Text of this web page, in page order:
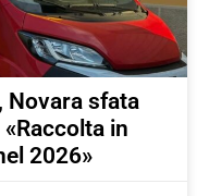
Novara sfata
«Raccolta in
2026»